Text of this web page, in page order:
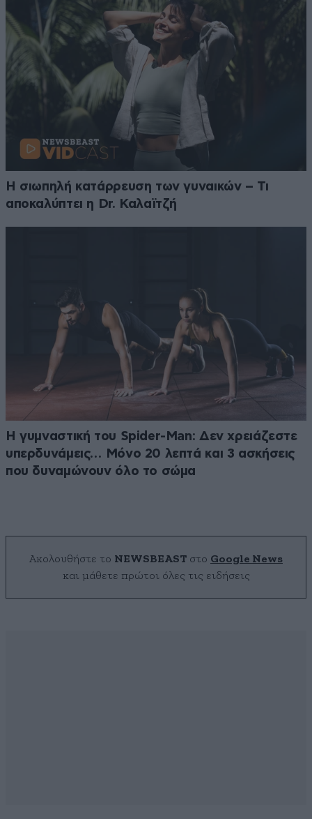
Η σιωπηλή κατάρρευση των γυναικών – Τι
αποκαλύπτει η Dr. Καλαϊτζή
Η γυμναστική του Spider-Man: Δεν χρειάζεστε
υπερδυνάμεις… Μόνο 20 λεπτά και 3 ασκήσεις
που δυναμώνουν όλο το σώμα
Ακολουθήστε το NEWSBEAST στο Google News
και μάθετε πρώτοι όλες τις ειδήσεις